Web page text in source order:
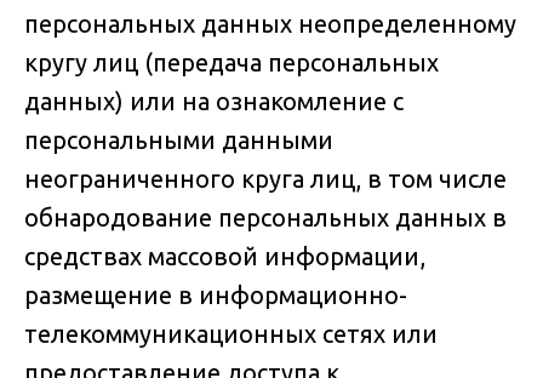
персональных данных неопределенному
кругу лиц (передача персональных
данных) или на ознакомление с
персональными данными
неограниченного круга лиц, в том числе
обнародование персональных данных в
средствах массовой информации,
размещение в информационно-
телекоммуникационных сетях или